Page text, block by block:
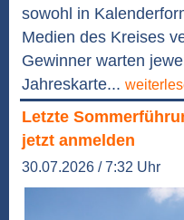
sowohl in
Medien des Kreises
Gewinner warten
Jahreskarte...
Letzte
jetzt anmelden
30.07.2026 / 7:32 Uhr